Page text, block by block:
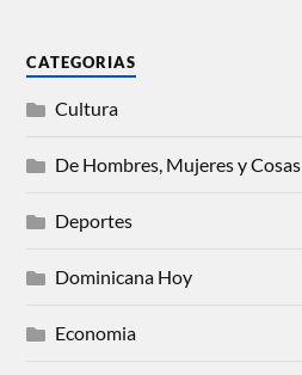
CATEGORIAS
Cultura
De Hombres, Mujeres y Cosas
Deportes
Dominicana Hoy
Economia